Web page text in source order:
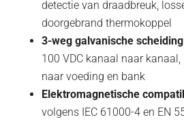
detectie van draadbreuk,
doorgebrand thermokoppel
3-weg galvanische scheiding
100 VDC kanaal naar kanaal,
naar voeding en bank
Elektromagnetische
volgens IEC 61000-4 en EN